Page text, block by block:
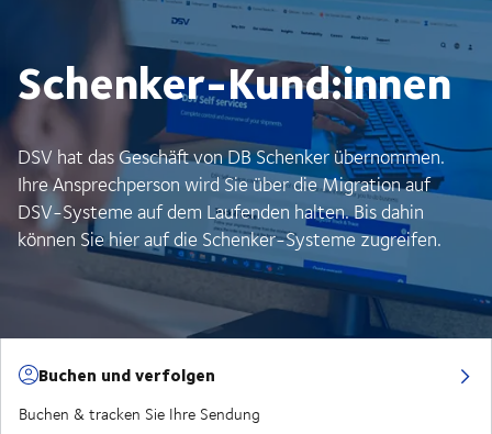
Schenker-Kund:innen
DSV hat das Geschäft von DB Schenker übernommen.
Ihre Ansprechperson wird Sie über die Migration auf
DSV-Systeme auf dem Laufenden halten. Bis dahin
können Sie hier auf die Schenker-Systeme zugreifen.
Buchen und verfolgen
Buchen & tracken Sie Ihre Sendung